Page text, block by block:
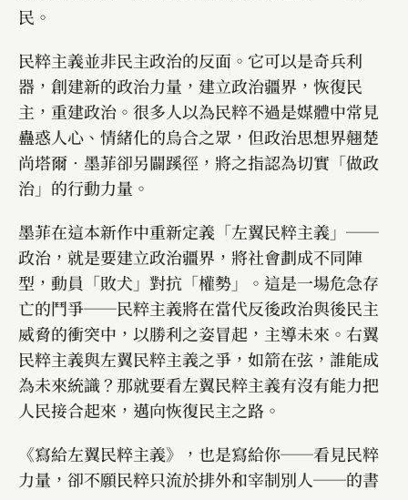
民。
民粹主義並非民主政治的反面。它可以是奇兵利
器，創建新的政治力量，建立政治疆界，恢復民
主，重建政治。很多人以為民粹不過是媒體中常見
蠱惑人心、情緒化的烏合之眾，但政治思想界翹楚
尚塔爾．墨菲卻另闢蹊徑，將之指認為切實「做政
治」的行動力量。
墨菲在這本新作中重新定義「左翼民粹主義」──
政治，就是要建立政治疆界，將社會劃成不同陣
型，動員「敗犬」對抗「權勢」。這是一場危急存
亡的鬥爭──民粹主義將在當代反後政治與後民主
威脅的衝突中，以勝利之姿冒起，主導未來。右翼
民粹主義與左翼民粹主義之爭，如箭在弦，誰能成
為未來統識？那就要看左翼民粹主義有沒有能力把
人民接合起來，邁向恢復民主之路。
《寫給左翼民粹主義》，也是寫給你──看見民粹
力量，卻不願民粹只流於排外和宰制別人──的書